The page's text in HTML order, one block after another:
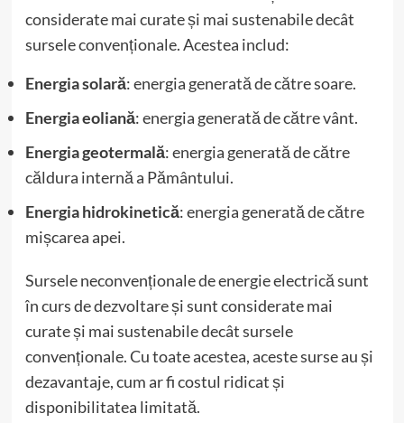
considerate mai curate și mai sustenabile decât
sursele convenționale. Acestea includ:
Energia solară: energia generată de către soare.
Energia eoliană: energia generată de către vânt.
Energia geotermală: energia generată de către
căldura internă a Pământului.
Energia hidrokinetică: energia generată de către
mișcarea apei.
Sursele neconvenționale de energie electrică sunt
în curs de dezvoltare și sunt considerate mai
curate și mai sustenabile decât sursele
convenționale. Cu toate acestea, aceste surse au și
dezavantaje, cum ar fi costul ridicat și
disponibilitatea limitată.